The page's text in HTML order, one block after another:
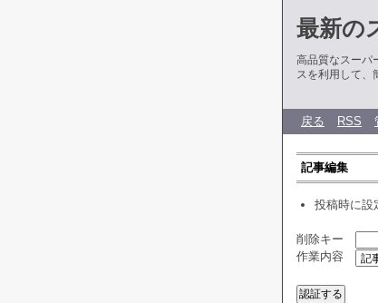
最新の
高品質なスーパ
スを利用して、
戻る RSS
記事編集
投稿時に設
削除キー
作業内容